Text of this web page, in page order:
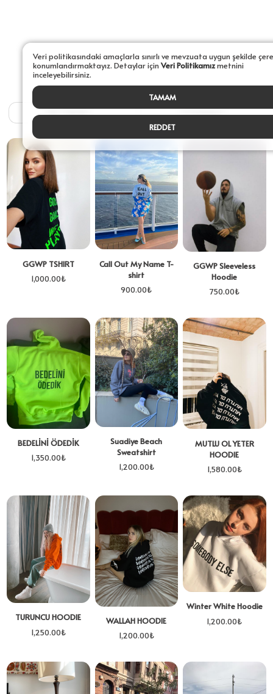
Filtrele Sıralama
GGWP TSHIRT
1,000.00₺
Call Out My Name T-
shirt
900.00₺
GGWP Sleeveless
Hoodie
750.00₺
BEDELİNİ ÖDEDİK
1,350.00₺
Suadiye Beach
Sweatshirt
1,200.00₺
MUTLU OL YETER
HOODIE
1,580.00₺
TURUNCU HOODIE
1,250.00₺
WALLAH HOODIE
1,200.00₺
Winter White Hoodie
1,200.00₺
Veri politikasındaki amaçlarla sınırlı ve mevzuata uygun şekilde
konumlandırmaktayız. Detaylar içinVeri Politikamızmetnini
inceleyebilirsiniz.
TAMAM
REDDET